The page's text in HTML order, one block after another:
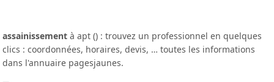
assainissement à apt () : trouvez un professionnel en quelques
clics : coordonnées, horaires, devis, … toutes les informations
dans l'annuaire pagesjaunes.